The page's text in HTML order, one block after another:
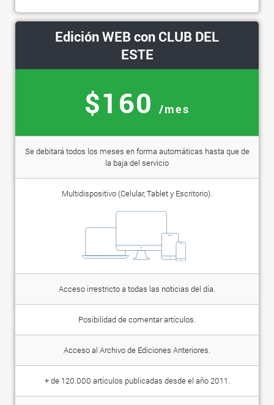
Edición WEB con CLUB DEL
ESTE
$160 /mes
Se debitará todos los meses en forma automáticas hasta que de
la baja del servicio
Multidispositivo (Celular, Tablet y Escritorio).
Acceso irrestricto a todas las noticias del día.
Posibilidad de comentar artículos.
Acceso al Archivo de Ediciones Anteriores.
+ de 120.000 artículos publicadas desde el año 2011.